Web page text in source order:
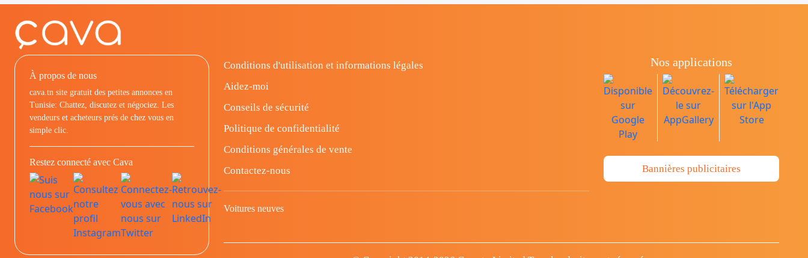
À propos de nous
cava.tn site gratuit des petites annonces en
Tunisie: Chattez, discutez et négociez. Les
vendeurs et acheteurs prés de chez vous en
simple clic.
Restez connecté avec Cava
Conditions d'utilisation et informations légales
Aidez-moi
Conseils de sécurité
Politique de confidentialité
Conditions générales de vente
Contactez-nous
Voitures neuves
Nos applications
Bannières publicitaires